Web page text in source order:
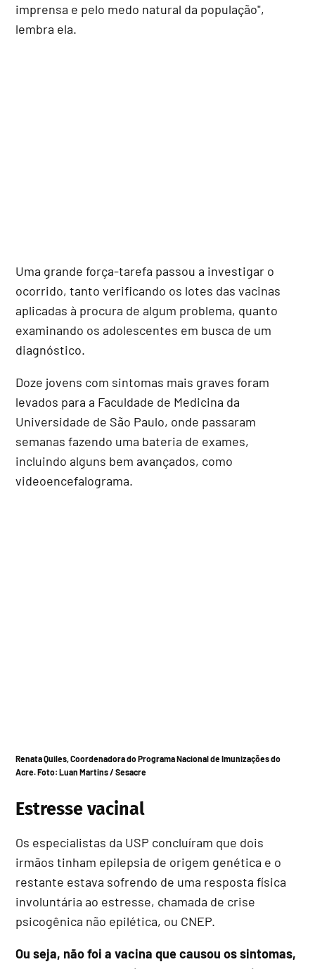
imprensa e pelo medo natural da população",
lembra ela.
Uma grande força-tarefa passou a investigar o
ocorrido, tanto verificando os lotes das vacinas
aplicadas à procura de algum problema, quanto
examinando os adolescentes em busca de um
diagnóstico.
Doze jovens com sintomas mais graves foram
levados para a Faculdade de Medicina da
Universidade de São Paulo, onde passaram
semanas fazendo uma bateria de exames,
incluindo alguns bem avançados, como
videoencefalograma.
Renata Quiles, Coordenadora do Programa Nacional de Imunizações do
Acre. Foto:Luan Martins / Sesacre
Estresse vacinal
Os especialistas da USP concluíram que dois
irmãos tinham epilepsia de origem genética e o
restante estava sofrendo de uma resposta física
involuntária ao estresse, chamada de crise
psicogênica não epilética, ou CNEP.
Ou seja, não foi a vacina que causou os sintomas,